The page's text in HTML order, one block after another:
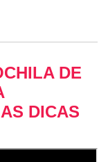
DE
DICAS